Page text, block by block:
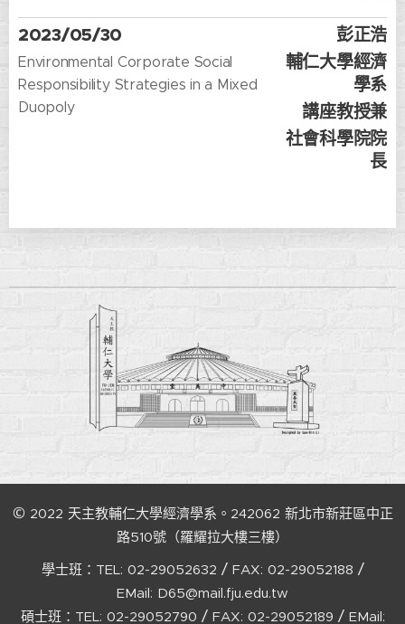
2023/05/30
Environmental Corporate Social
Responsibility Strategies in a Mixed
Duopoly
彭正浩
輔仁大學經濟
學系
講座教授兼
社會科學院院
長
© 2022 天主教輔仁大學經濟學系。242062 新北市新莊區中正
路510號（羅耀拉大樓三樓）
學士班：TEL: 02-29052632 / FAX: 02-29052188 /
EMail: D65@mail.fju.edu.tw
碩士班：TEL: 02-29052790 / FAX: 02-29052189 / EMail: